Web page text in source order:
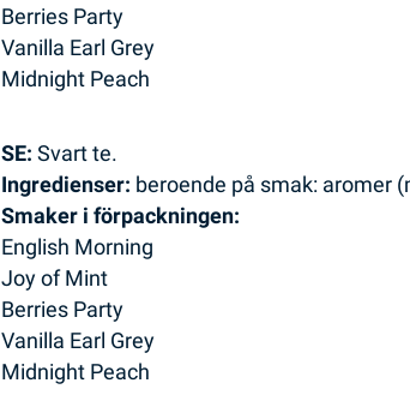
Berries Party
Vanilla Earl Grey
Midnight Peach
SE:Svart te.
Ingredienser: beroende på smak: aromer
Smaker i förpackningen:
English Morning
Joy of Mint
Berries Party
Vanilla Earl Grey
Midnight Peach